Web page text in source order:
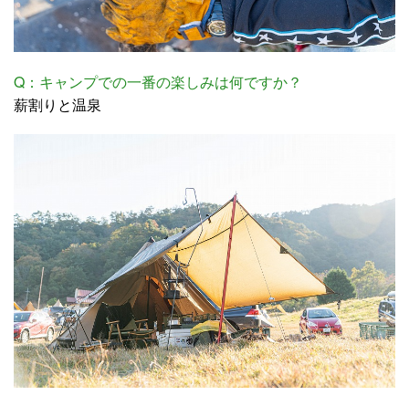
Q：キャンプでの一番の楽しみは何ですか？
薪割りと温泉